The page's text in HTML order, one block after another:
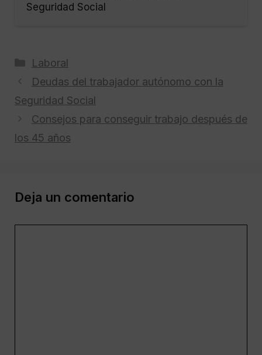
Seguridad Social
Categorías
Laboral
Deudas del trabajador autónomo con la
Seguridad Social
Consejos para conseguir trabajo después de
los 45 años
Deja un comentario